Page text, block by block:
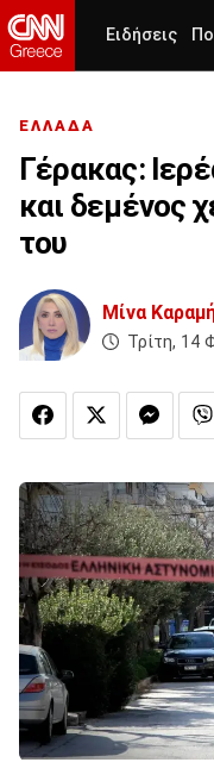
Ειδήσεις
ΕΛΛΑΔΑ
Γέρακας:
και δεμένος
του
Μίνα
Τρίτη, 14